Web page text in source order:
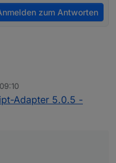
zum Antworten
Adapter 5.0.5 -